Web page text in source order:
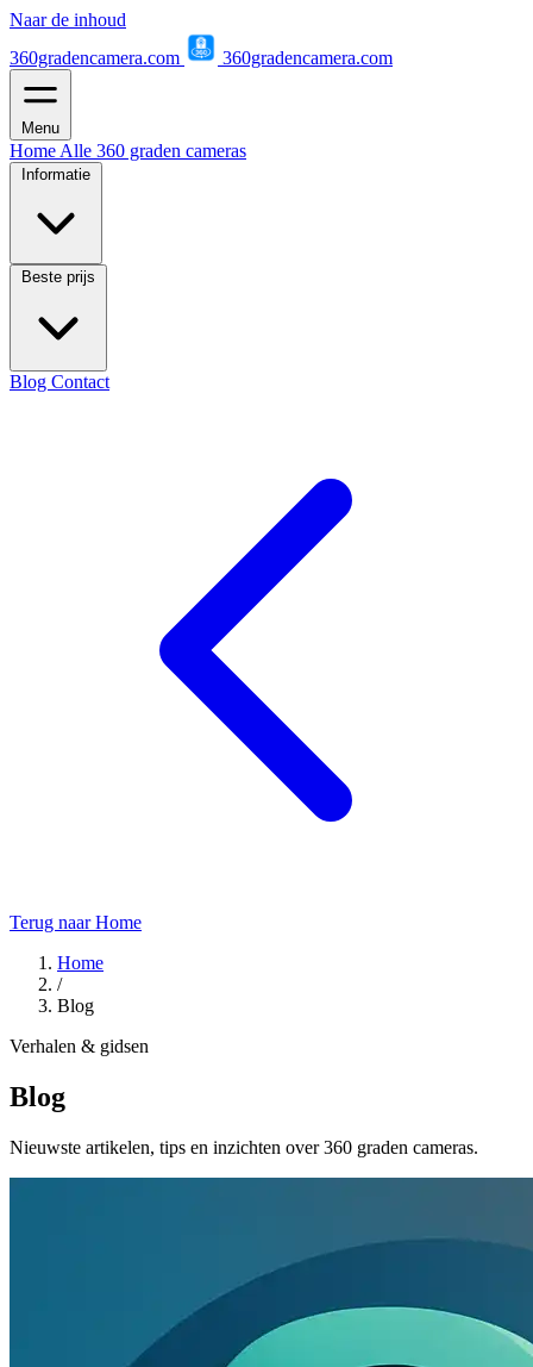
Naar de inhoud
360gradencamera.com
360gradencamera.com
Menu
Home Alle 360 graden cameras
Informatie
Beste prijs
Blog Contact
Terug naar Home
Home
/
Blog
Verhalen & gidsen
Blog
Nieuwste artikelen, tips en inzichten over 360 graden cameras.